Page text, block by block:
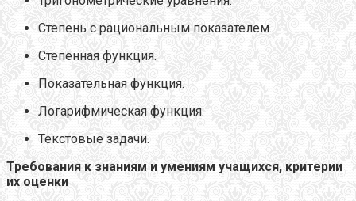
Степень с рациональным показателем.
Степенная функция.
Показательная функция.
Логарифмическая функция.
Текстовые задачи.
Требования к знаниям и умениям учащихся, критерии
их оценки